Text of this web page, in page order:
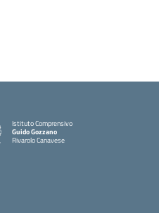
Istituto Comprensivo
Guido Gozzano
Rivarolo Canavese